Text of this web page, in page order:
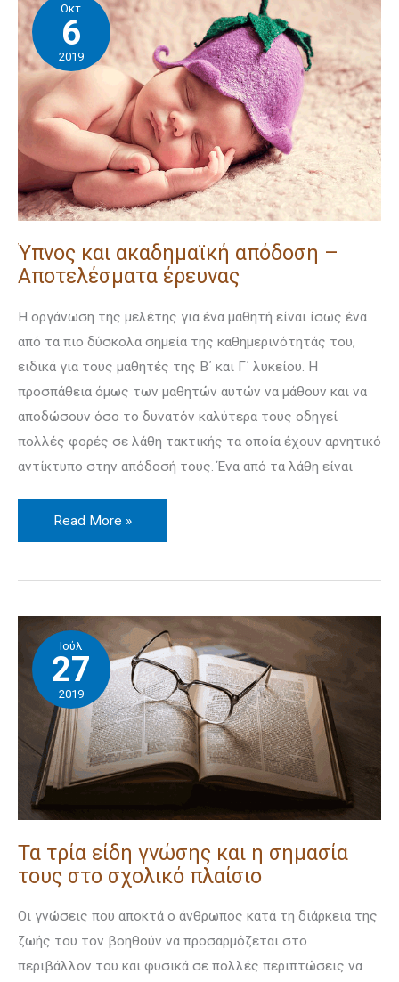
Οκτ
6
2019
Ύπνος και ακαδημαϊκή απόδοση –
Αποτελέσματα έρευνας
Η οργάνωση της μελέτης για ένα μαθητή είναι ίσως ένα
από τα πιο δύσκολα σημεία της καθημερινότητάς του,
ειδικά για τους μαθητές της Β΄ και Γ΄ λυκείου. Η
προσπάθεια όμως των μαθητών αυτών να μάθουν και να
αποδώσουν όσο το δυνατόν καλύτερα τους οδηγεί
πολλές φορές σε λάθη τακτικής τα οποία έχουν αρνητικό
α­ντί­κτυπο στην απόδοσή τους. Ένα από τα λάθη είναι
και
ακαδημαϊκή
απόδοση
–
Αποτελέσματα
έρευνας
Read More »
Ιούλ
27
2019
Τα τρία είδη γνώσης και η σημασία
τους στο σχολικό πλαίσιο
Οι γνώσεις που αποκτά ο άνθρωπος κατά τη διάρκεια της
ζωής του τον βοη­θούν να προσαρμόζεται στο
περιβάλλον του και φυσικά σε πολλές περιπτώσεις να
Τα
τρία
είδη
γνώσης
και
η
σημασία
σχολικό
πλαίσιο